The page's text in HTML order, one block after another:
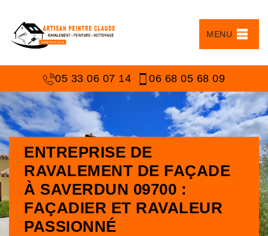
MENU
05 33 06 07 14 06 68 05 68 09
ENTREPRISE DE
RAVALEMENT DE FAÇADE
À SAVERDUN 09700 :
FAÇADIER ET RAVALEUR
PASSIONNÉ